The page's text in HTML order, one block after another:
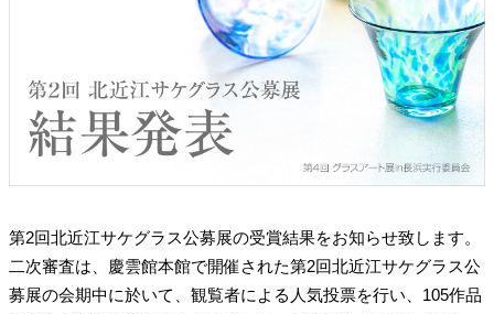
第2回北近江サケグラス公募展の受賞結果をお知らせ致します。
二次審査は、慶雲館本館で開催された第2回北近江サケグラス公
募展の会期中に於いて、観覧者による人気投票を行い、105作品